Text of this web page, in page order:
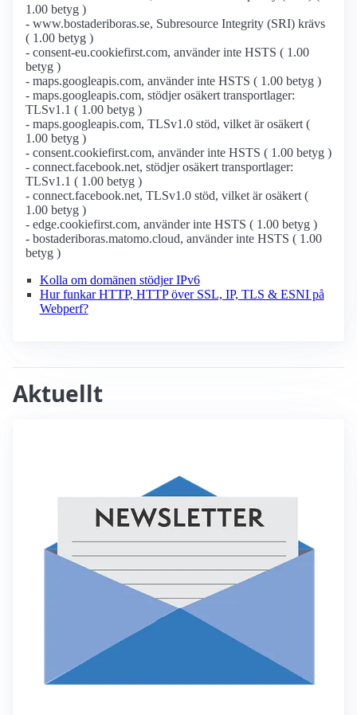
1.00 betyg )
- www.bostaderiboras.se, Subresource Integrity (SRI) krävs
( 1.00 betyg )
- consent-eu.cookiefirst.com, använder inte HSTS ( 1.00
betyg )
- maps.googleapis.com, använder inte HSTS ( 1.00 betyg )
- maps.googleapis.com, stödjer osäkert transportlager:
TLSv1.1 ( 1.00 betyg )
- maps.googleapis.com, TLSv1.0 stöd, vilket är osäkert (
1.00 betyg )
- consent.cookiefirst.com, använder inte HSTS ( 1.00 betyg )
- connect.facebook.net, stödjer osäkert transportlager:
TLSv1.1 ( 1.00 betyg )
- connect.facebook.net, TLSv1.0 stöd, vilket är osäkert (
1.00 betyg )
- edge.cookiefirst.com, använder inte HSTS ( 1.00 betyg )
- bostaderiboras.matomo.cloud, använder inte HSTS ( 1.00
betyg )
Kolla om domänen stödjer IPv6
Hur funkar HTTP, HTTP över SSL, IP, TLS & ESNI på
Webperf?
Aktuellt